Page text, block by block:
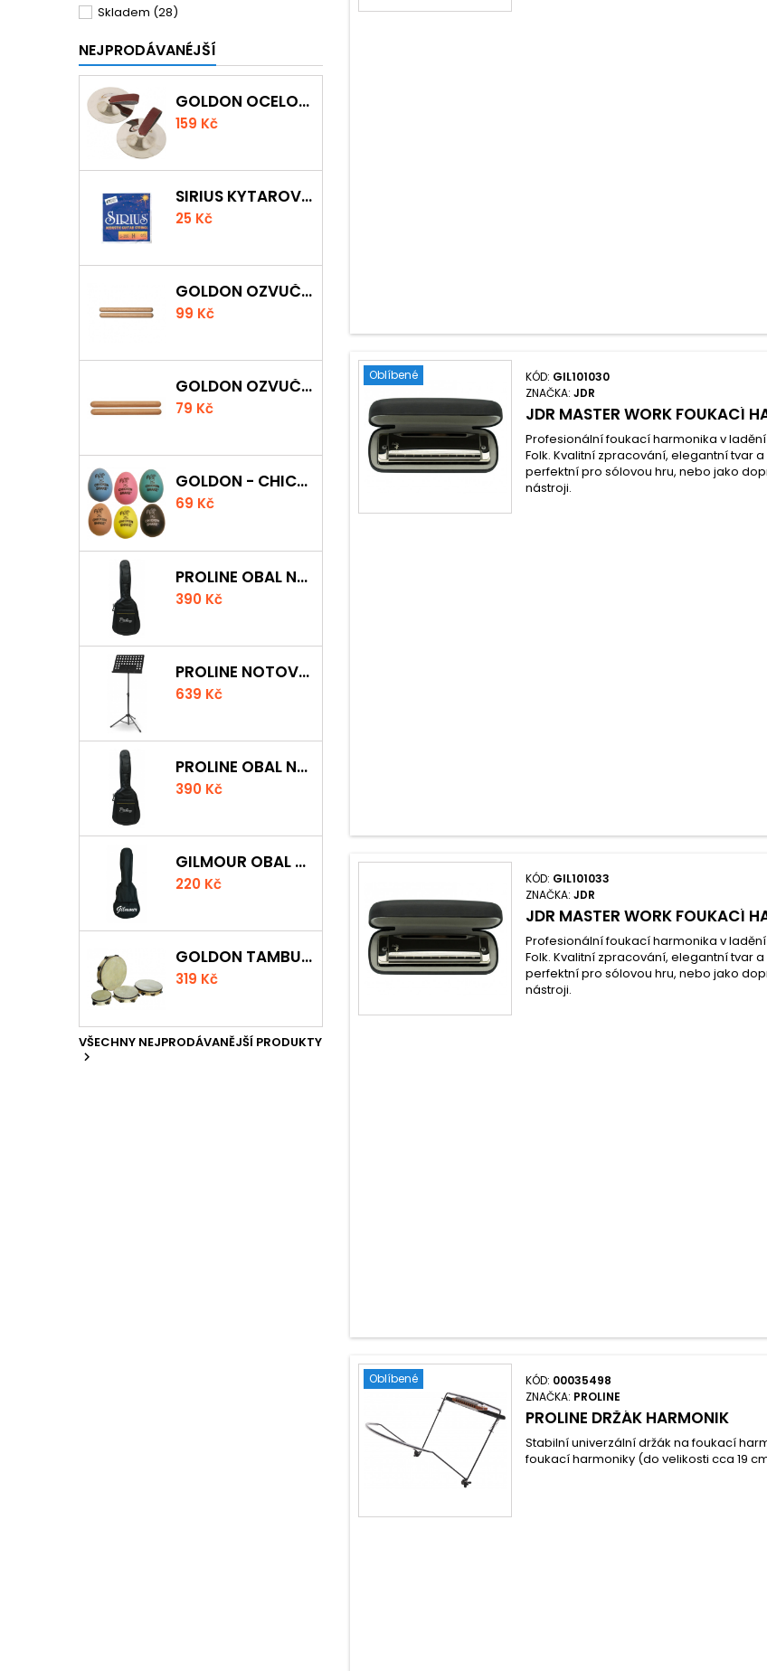
Skladem (28)
NEJPRODÁVANÉJŠÍ
GOLDON OCELOVÉ PRSTOVÉ ČINELKY
159 Kč
SIRIUS KYTAROVÁ STRUNA
25 Kč
GOLDON OZVUČNÁ DŘÍVKA 18 X 200MM
99 Kč
GOLDON OZVUČNÁ DŘÍVKA 15 X 150MM
79 Kč
GOLDON - CHICKEN SHAKER
69 Kč
PROLINE OBAL NA AKUSTICKOU KYTARU S 5 MM POLSTROVÁNÍM
390 Kč
PROLINE NOTOVÝ PULT ODLEHČENÝ
639 Kč
PROLINE OBAL NA KLASICKOU KYTARU S 5 MM POLSTROVÁNÍM
390 Kč
GILMOUR OBAL NA UKULELE CONCERT
220 Kč
GOLDON TAMBURÍNA S BLÁNOU A ČINELKY 20CM
319 Kč
VŠECHNY NEJPRODÁVANĚJŠÍ PRODUKTY

Oblíbené KÓD: GIL101030
ZNAČKA:JDR
JDR MASTER WORK FOUKACÍ
Profesionální foukací harmonika v
Folk. Kvalitní zpracování, elegantní tvar
perfektní pro sólovou hru, nebo jako
nástroji.
KÓD: GIL101033
ZNAČKA:JDR
JDR MASTER WORK FOUKACÍ
Profesionální foukací harmonika v
Folk. Kvalitní zpracování, elegantní tvar
perfektní pro sólovou hru, nebo jako
nástroji.
Oblíbené KÓD: 00035498
ZNAČKA: PROLINE
PROLINE DRŽÁK HARMONIK
Stabilní univerzální držák na foukací
foukací harmoniky (do velikosti cca 19